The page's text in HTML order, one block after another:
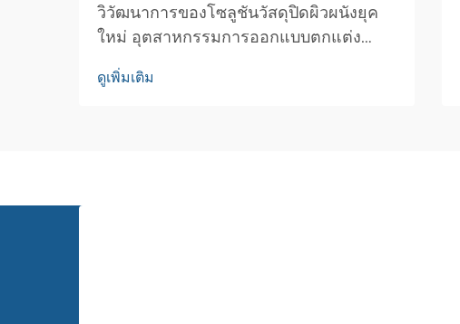
วิวัฒนาการของโซลูชันวัสดุปิดผิวผนังยุค
ใหม่ อุตสาหกรรมการออกแบบตกแต่ง
หลายปีที่ผ่านมา โดยผ้าปิดผนังพีวีซีได้
ดูเพิ่มเติม